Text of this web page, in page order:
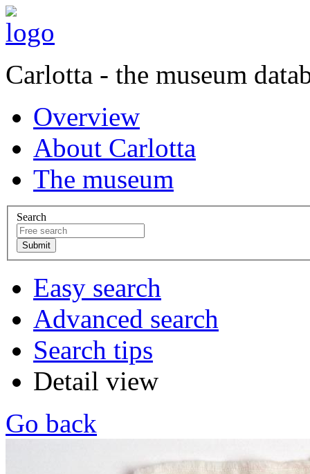
Carlotta - the museum
Overview
About Carlotta
The museum
Search
Easy search
Advanced search
Search tips
Detail view
Go back